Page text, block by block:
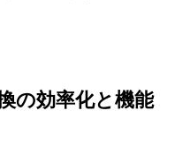
の効率化と機能